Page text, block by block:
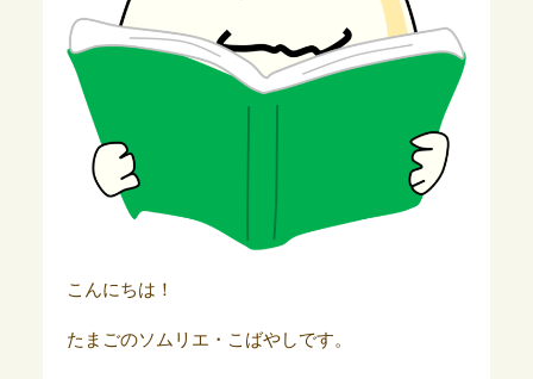
こんにちは！
たまごのソムリエ・こばやしです。